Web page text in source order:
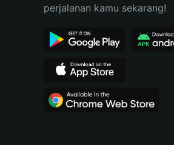
Español (Argentina)
perjalanan kamu sekarang!